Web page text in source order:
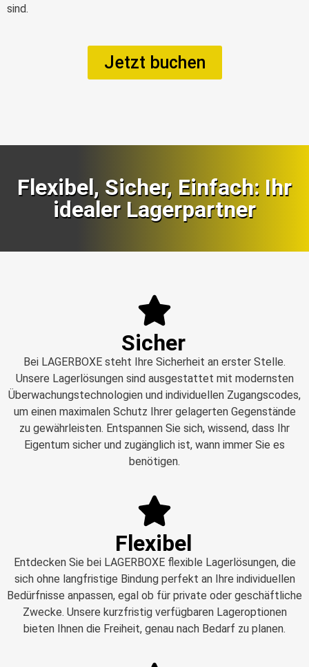
sind.
Jetzt buchen
Flexibel, Sicher, Einfach: Ihr
idealer Lagerpartner
Sicher
Bei LAGERBOXE steht Ihre Sicherheit an erster Stelle.
Unsere Lagerlösungen sind ausgestattet mit modernsten
Überwachungstechnologien und individuellen Zugangscodes,
um einen maximalen Schutz Ihrer gelagerten Gegenstände
zu gewährleisten. Entspannen Sie sich, wissend, dass Ihr
Eigentum sicher und zugänglich ist, wann immer Sie es
benötigen.
Flexibel
Entdecken Sie bei LAGERBOXE flexible Lagerlösungen, die
sich ohne langfristige Bindung perfekt an Ihre individuellen
Bedürfnisse anpassen, egal ob für private oder geschäftliche
Zwecke. Unsere kurzfristig verfügbaren Lageroptionen
bieten Ihnen die Freiheit, genau nach Bedarf zu planen.